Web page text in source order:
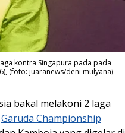
kontra Singapura pada pada
(foto: juaranews/deni mulyana)
bakal melakoni 2 laga
Garuda Championship